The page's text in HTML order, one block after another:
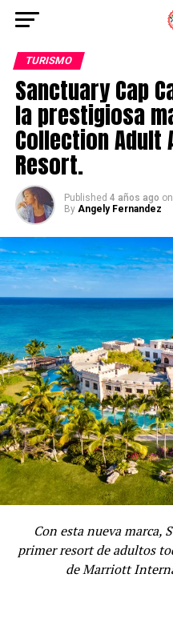
TURISMO
Sanctuary Cap
la prestigiosa
Collection Adult
Resort.
Published 4 años ago on
By Angely Fernandez
Con esta nueva marca,
primer resort de adultos
de Marriott